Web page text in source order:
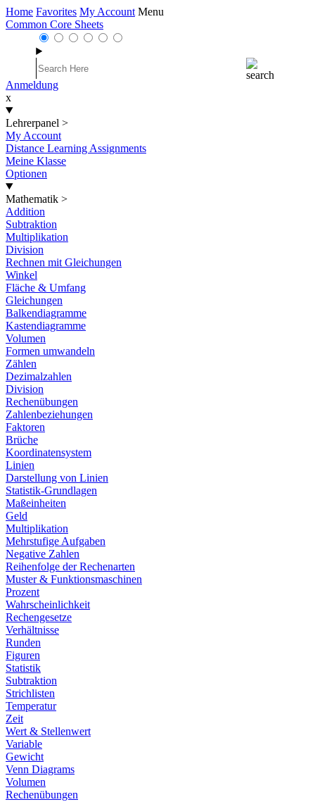
Home Favorites My Account Menu
Common Core Sheets
Anmeldung
x
Lehrerpanel >
My Account
Distance Learning Assignments
Meine Klasse
Optionen
Mathematik >
Addition
Subtraktion
Multiplikation
Division
Rechnen mit Gleichungen
Winkel
Fläche & Umfang
Gleichungen
Balkendiagramme
Kastendiagramme
Volumen
Formen umwandeln
Zählen
Dezimalzahlen
Division
Rechenübungen
Zahlenbeziehungen
Faktoren
Brüche
Koordinatensystem
Linien
Darstellung von Linien
Statistik-Grundlagen
Maßeinheiten
Geld
Multiplikation
Mehrstufige Aufgaben
Negative Zahlen
Reihenfolge der Rechenarten
Muster & Funktionsmaschinen
Prozent
Wahrscheinlichkeit
Rechengesetze
Verhältnisse
Runden
Figuren
Statistik
Subtraktion
Strichlisten
Temperatur
Zeit
Wert & Stellenwert
Variable
Gewicht
Venn Diagrams
Volumen
Rechenübungen